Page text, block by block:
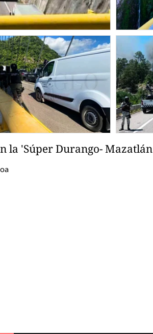
la 'Súper Durango- Mazatlán